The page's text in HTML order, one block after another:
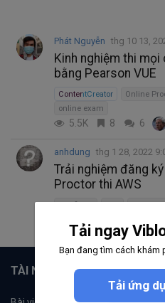
Phát Nguyễn thg 10 13,
Kinh nghiệm thi
bằng Pearson VUE
ContentCreator Online
online exam
5.5K 8 6
anhdung thg 1 28, 2022
Trải nghiệm đăng
Proctor thi AWS
certificate aws Online
TÀI NGUYÊN
Tải ngay
Bạn đang tìm cách khám
Tải ứng